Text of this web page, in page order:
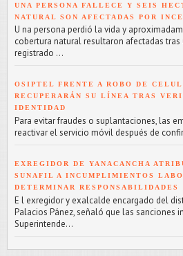
UNA PERSONA FALLECE Y SEIS
NATURAL SON AFECTADAS POR
U na persona perdió la vida y
cobertura natural resultaron afectadas
registrado ...
OSIPTEL FRENTE A ROBO DE
RECUPERARÁN SU LÍNEA TRAS
IDENTIDAD
Para evitar fraudes o suplantaciones, las
reactivar el servicio móvil después de
EXREGIDOR DE YANACANCHA
SUNAFIL A INCUMPLIMIENTOS
DETERMINAR RESPONSABILIDADES
E l exregidor y exalcalde encargado del
Palacios Pánez, señaló que las sanciones
Superintende...